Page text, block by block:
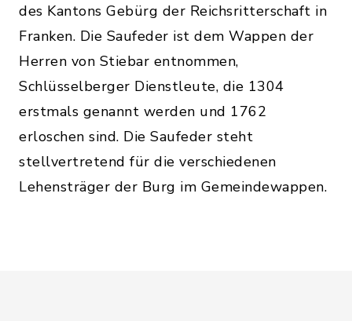
des Kantons Gebürg der Reichsritterschaft in
Franken. Die Saufeder ist dem Wappen der
Herren von Stiebar entnommen,
Schlüsselberger Dienstleute, die 1304
erstmals genannt werden und 1762
erloschen sind. Die Saufeder steht
stellvertretend für die verschiedenen
Lehensträger der Burg im Gemeindewappen.